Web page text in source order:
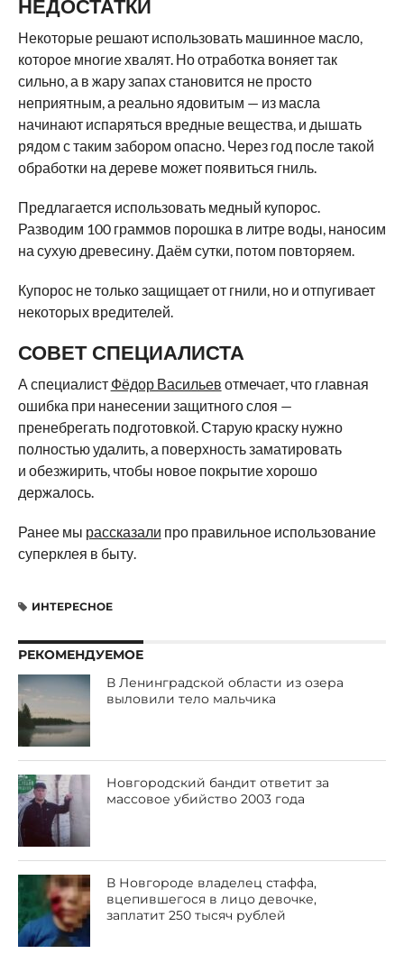
НЕДОСТАТКИ
Некоторые решают использовать машинное масло,
которое многие хвалят. Но отработка воняет так
сильно, а в жару запах становится не просто
неприятным, а реально ядовитым — из масла
начинают испаряться вредные вещества, и дышать
рядом с таким забором опасно. Через год после такой
обработки на дереве может появиться гниль.
Предлагается использовать медный купорос.
Разводим 100 граммов порошка в литре воды, наносим
на сухую древесину. Даём сутки, потом повторяем.
Купорос не только защищает от гнили, но и отпугивает
некоторых вредителей.
СОВЕТ СПЕЦИАЛИСТА
А специалист Фёдор Васильев отмечает, что главная
ошибка при нанесении защитного слоя —
пренебрегать подготовкой. Старую краску нужно
полностью удалить, а поверхность заматировать
и обезжирить, чтобы новое покрытие хорошо
держалось.
Ранее мы рассказали про правильное использование
суперклея в быту.
ИНТЕРЕСНОЕ
РЕКОМЕНДУЕМОЕ
В Ленинградской области из озера
выловили тело мальчика
Новгородский бандит ответит за
массовое убийство 2003 года
В Новгороде владелец стаффа,
вцепившегося в лицо девочке,
заплатит 250 тысяч рублей